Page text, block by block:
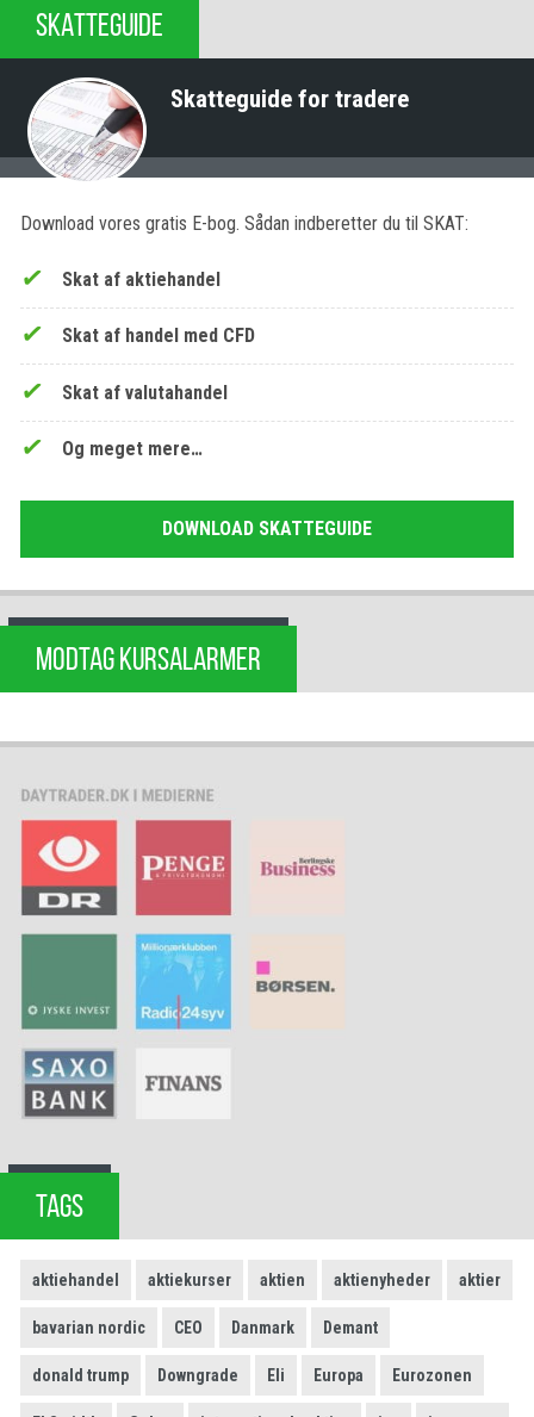
SKATTEGUIDE
Skatteguide for tradere
Download vores gratis E-bog. Sådan indberetter du til SKAT:
Skat af aktiehandel
Skat af handel med CFD
Skat af valutahandel
Og meget mere…
DOWNLOAD SKATTEGUIDE
MODTAG KURSALARMER
TAGS
aktiehandel aktiekurser aktien aktienyheder aktier
bavarian nordic CEO Danmark Demant
donald trump Downgrade Eli Europa Eurozonen